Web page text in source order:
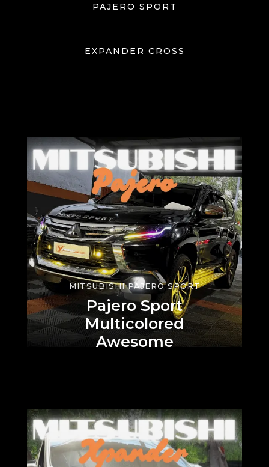
PAJERO SPORT
EXPANDER CROSS
MITSUBISHI PAJERO SPORT
Pajero Sport
Multicolored
Awesome